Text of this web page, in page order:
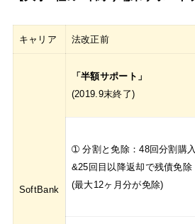
キャリア 法改正前
SoftBank
「半額サポート」
(2019.9末終了)
➀ 分割と免除：48回分割購入
&25回目以降返却で残債免除
(最大12ヶ月分が免除)